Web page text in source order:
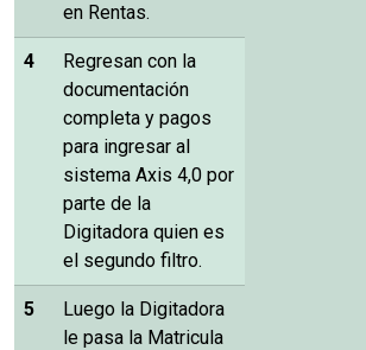
en Rentas.
4
Regresan con la
documentación
completa y pagos
para ingresar al
sistema Axis 4,0 por
parte de la
Digitadora quien es
el segundo filtro.
5
Luego la Digitadora
le pasa la Matricula